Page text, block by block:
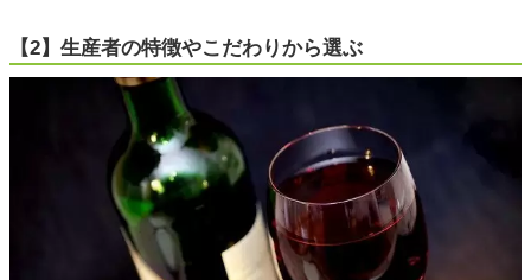
【2】生産者の特徴やこだわりから選ぶ